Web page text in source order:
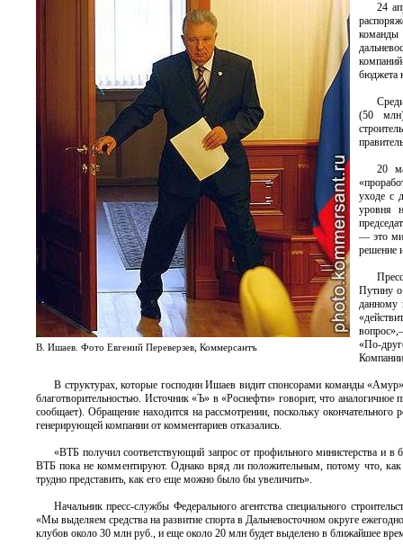
В. Ишаев. Фото Евгений Переверзев, Коммерсантъ
24
команды
бюджета
(50
20
уходе с
уровня
— это
решение
Путину о
данному
«По-
В структурах, которые господин Ишаев видит спонсорами команды
благотворительностью. Источник «Ъ» в «Роснефти» говорит, что
сообщает). Обращение находится на рассмотрении, поскольку
генерирующей компании от комментариев отказались.
«ВТБ получил соответствующий запрос от профильного министерства и
ВТБ пока не комментируют. Однако вряд ли положительным, потому что, как
трудно представить, как его еще можно было бы увеличить».
Начальник пресс-службы Федерального агентства специального
«Мы выделяем средства на развитие спорта в Дальневосточном округе
клубов около 30 млн руб., и еще около 20 млн будет выделено в ближайшее